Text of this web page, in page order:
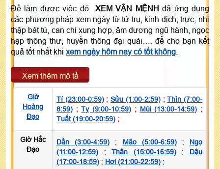
Để làm được việc đó XEM VẬN MỆNH đã ứng dụng
các phương pháp xem ngày từ tứ trụ, kinh dịch, trực, nhị
thập bát tú, can chi xung hợp, âm dương ngũ hành, ngọc
hạp thông thư, huyền thông đại quái…. để cho bạn kết
quả tốt nhất khi xem ngày hôm nay có tốt không
Xem thêm mô tả
Giờ
Hoàng
Đạo
Tí (23:00-0:59);Sửu (1:00-2:59);Thìn (7:00-
8:59) ;Tỵ (9:00-10:59) ; Mùi (13:00-14:59) ;
Tuất (19:00-20:59) ;
Giờ Hắc
Đạo
Dần (3:00-4:59) ; Mão (5:00-6:59); Ngọ
(11:00-12:59) ;Thân (15:00-16:59); Dậu
(17:00-18:59) ; Hợi (21:00-22:59) ;